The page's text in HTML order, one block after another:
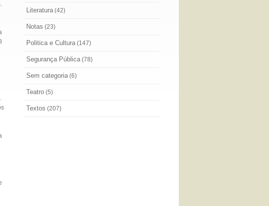
Literatura(42)
Notas (23)
Politica e Cultura(147)
Segurança Pública(78)
Sem categoria(6)
Teatro (5)
Textos (207)